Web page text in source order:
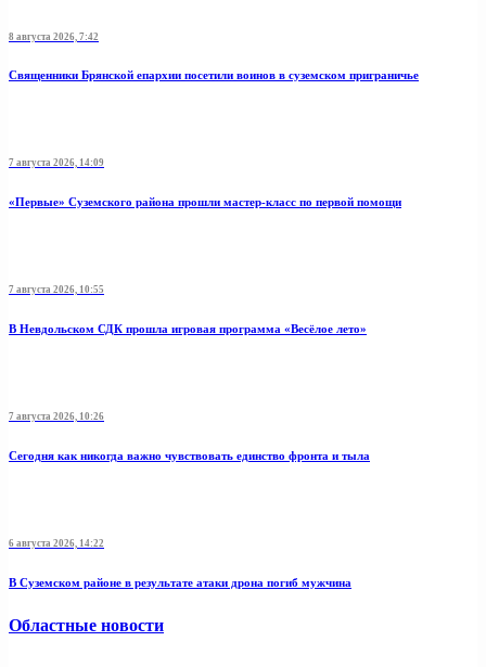
8 августа 2026, 7:42
Священники Брянской епархии посетили воинов в суземском приграничье
7 августа 2026, 14:09
«Первые» Суземского района прошли мастер-класс по первой помощи
7 августа 2026, 10:55
В Невдольском СДК прошла игровая программа «Весёлое лето»
7 августа 2026, 10:26
Сегодня как никогда важно чувствовать единство фронта и тыла
6 августа 2026, 14:22
В Суземском районе в результате атаки дрона погиб мужчина
Областные новости